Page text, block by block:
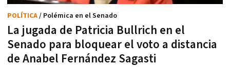
La jugada de Patricia Bullrich en el
Senado para bloquear el voto a distancia
de Anabel Fernández Sagasti
POLÍTICA/ Polémica en el Senado